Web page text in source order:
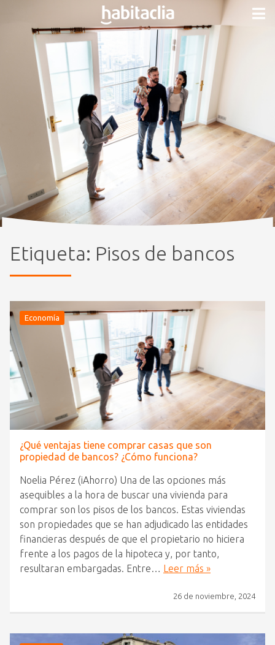
Etiqueta: Pisos de bancos
Economía
¿Qué ventajas tiene comprar casas que son
propiedad de bancos? ¿Cómo funciona?
Noelia Pérez (iAhorro) Una de las opciones más
asequibles a la hora de buscar una vivienda para
comprar son los pisos de los bancos. Estas viviendas
son propiedades que se han adjudicado las entidades
financieras después de que el propietario no hiciera
frente a los pagos de la hipoteca y, por tanto,
resultaran embargadas. Entre… Leer más »
26 de noviembre, 2024